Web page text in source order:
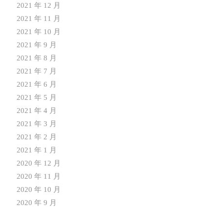
2021 年 12 月
2021 年 11 月
2021 年 10 月
2021 年 9 月
2021 年 8 月
2021 年 7 月
2021 年 6 月
2021 年 5 月
2021 年 4 月
2021 年 3 月
2021 年 2 月
2021 年 1 月
2020 年 12 月
2020 年 11 月
2020 年 10 月
2020 年 9 月